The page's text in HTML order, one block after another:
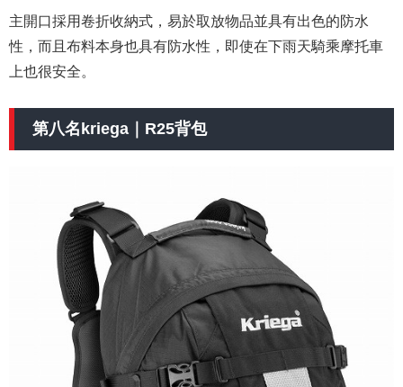
主開口採用卷折收納式，易於取放物品並具有出色的防水
性，而且布料本身也具有防水性，即使在下雨天騎乘摩托車
上也很安全。
第八名kriega｜R25背包